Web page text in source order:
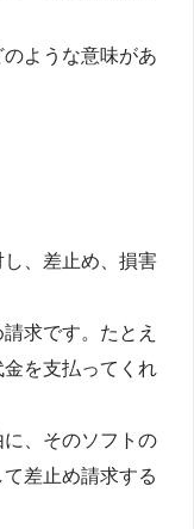
ような意味があ
、差止め、損害
求です。たとえ
を支払ってくれ
、そのソフトの
差止め請求する